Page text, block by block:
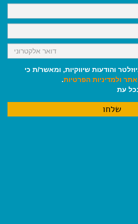
k
p
m
והודעות שיווקיות, ומאשר/ת כי
ולמדיניות הפרטיות.
עת